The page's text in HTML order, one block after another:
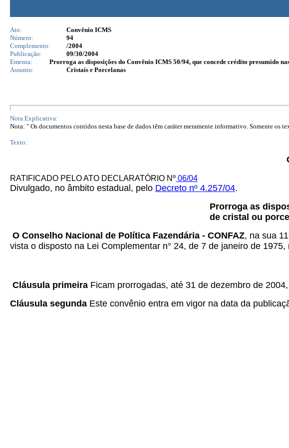
Ato:
Convênio ICMS
Número:
94
Complemento:
/2004
Publicação:
09/30/2004
Ementa:
Prorroga as disposições do Convênio ICMS 50/94, que concede crédito presumido
Assunto:
Cristais e Porcelanas
Nota Explicativa:
Nota: " Os documentos contidos nesta base de dados têm caráter meramente informativo. Somente
Texto:
RATIFICADO PELO ATO DECLARATÓRIO Nº 06/04
Divulgado, no âmbito estadual, pelo Decreto nº 4.257/04.
Prorroga as
de cristal ou
O Conselho Nacional de Política Fazendária - CONFAZ, na sua
vista o disposto na Lei Complementar n° 24, de 7 de janeiro de
Cláusula primeira Ficam prorrogadas, até 31 de dezembro de
Cláusula segunda Este convênio entra em vigor na data da